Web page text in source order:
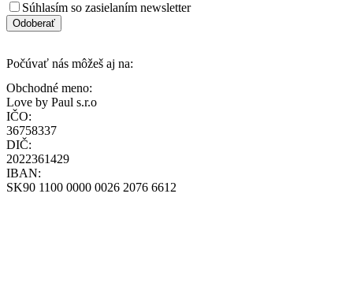
Súhlasím so zasielaním newsletter
Odoberať
Počúvať nás môžeš aj na:
Obchodné meno:
Love by Paul s.r.o
IČO:
36758337
DIČ:
2022361429
IBAN:
SK90 1100 0000 0026 2076 6612